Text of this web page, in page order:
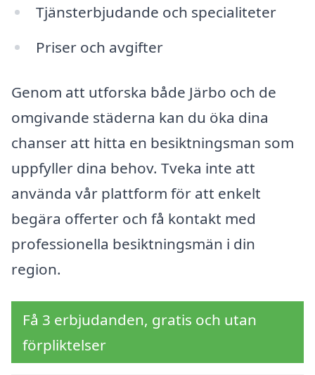
Tjänsterbjudande och specialiteter
Priser och avgifter
Genom att utforska både Järbo och de
omgivande städerna kan du öka dina
chanser att hitta en besiktningsman som
uppfyller dina behov. Tveka inte att
använda vår plattform för att enkelt
begära offerter och få kontakt med
professionella besiktningsmän i din
region.
Få 3 erbjudanden, gratis och utan
förpliktelser